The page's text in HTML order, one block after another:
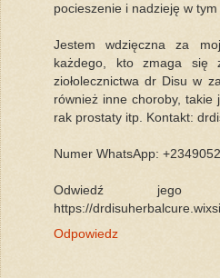
pocieszenie i nadzieję w
Jestem wdzięczna za
każdego, kto zmaga się
ziołolecznictwa dr Disu w
również inne choroby, takie
rak prostaty itp. Kontakt:
Numer WhatsApp:
Odwiedź jego
https://
Odpowiedz